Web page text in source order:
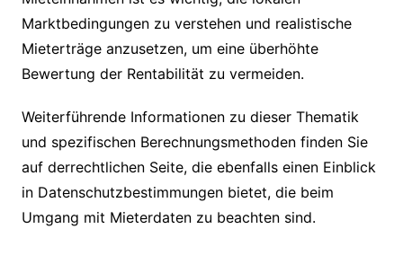
Marktbedingungen zu verstehen und realistische
Mieterträge anzusetzen, um eine überhöhte
Bewertung der Rentabilität zu vermeiden.
Weiterführende Informationen zu dieser Thematik
und spezifischen Berechnungsmethoden finden Sie
auf derrechtlichen Seite, die ebenfalls einen Einblick
in Datenschutzbestimmungen bietet, die beim
Umgang mit Mieterdaten zu beachten sind.